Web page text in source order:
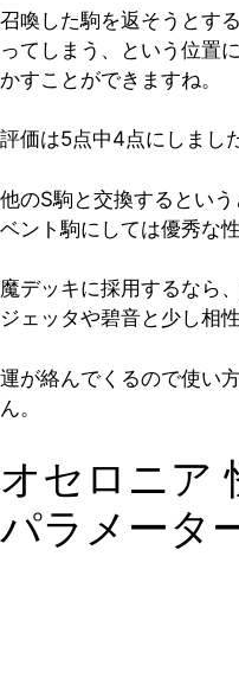
召喚した駒を返そうとす
ってしまう、という位置
かすことができますね。
評価は5点中4点にしまし
他のS駒と交換するとい
ベント駒にしては優秀な
魔デッキに採用するなら
ジェッタや碧音と少し相
運が絡んでくるので使い
ん。
オセロニア
パラメータ